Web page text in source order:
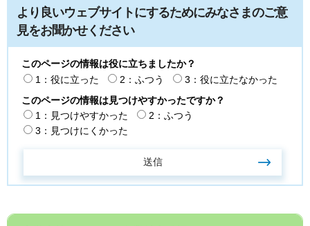
より良いウェブサイトにするためにみなさまのご意
見をお聞かせください
このページの情報は役に立ちましたか？
1：役に立った
2：ふつう
3：役に立たなかった
このページの情報は見つけやすかったですか？
1：見つけやすかった
2：ふつう
3：見つけにくかった